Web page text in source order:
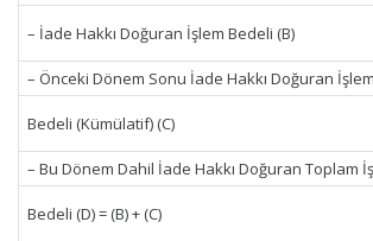
– İade Hakkı Doğuran İşlem Bedeli (B)
– Önceki Dönem Sonu İade Hakkı Doğuran İşlem
Bedeli (Kümülatif) (C)
– Bu Dönem Dahil İade Hakkı Doğuran Toplam
Bedeli (D) = (B) + (C)